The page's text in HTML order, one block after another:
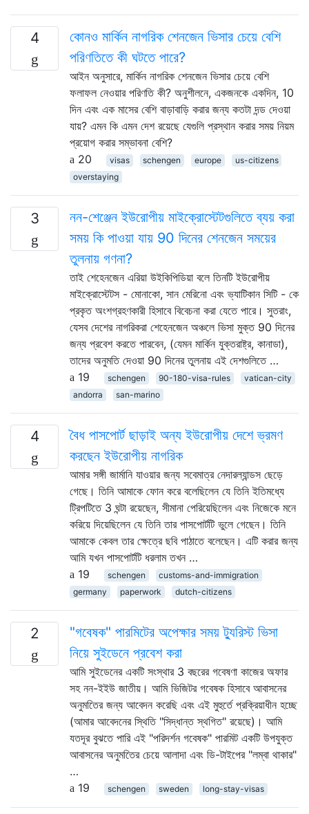
4
কোনও মার্কিন নাগরিক শেনজেন ভিসার চেয়ে বেশি
পরিণতিতে কী ঘটতে পারে?
আইন অনুসারে, মার্কিন নাগরিক শেনজেন ভিসার চেয়ে বেশি
ফলাফল নেওয়ার পরিণতি কী? অনুশীলনে, একজনকে একদিন, 10
দিন এবং এক মাসের বেশি বাড়াবাড়ি করার জন্য কতটা দন্ড দেওয়া
যায়? এমন কি এমন দেশ রয়েছে যেগুলি প্রস্থান করার সময় নিয়ম
প্রয়োগ করার সম্ভাবনা বেশি?
20
visas schengen europe
us-citizens
overstaying
3
নন-শেঞ্জেন ইউরোপীয় মাইক্রোস্টেটগুলিতে ব্যয় করা
সময় কি পাওয়া যায় 90 দিনের শেনজেন সময়ের
তুলনায় গণনা?
তাই শেহেনজেন এরিয়া উইকিপিডিয়া বলে তিনটি ইউরোপীয়
মাইক্রোস্টেটস - মোনাকো, সান মেরিনো এবং ভ্যাটিকান সিটি - কে
প্রকৃত অংশগ্রহণকারী হিসাবে বিবেচনা করা যেতে পারে। সুতরাং,
যেসব দেশের নাগরিকরা শেহেনজেন অঞ্চলে ভিসা মুক্ত 90 দিনের
জন্য প্রবেশ করতে পারবেন, (যেমন মার্কিন যুক্তরাষ্ট্র, কানাডা),
তাদের অনুমতি দেওয়া 90 দিনের তুলনায় এই দেশগুলিতে …
19
schengen 90-180-visa-rules
vatican-city
andorra
san-marino
4
বৈধ পাসপোর্ট ছাড়াই অন্য ইউরোপীয় দেশে ভ্রমণ
করছেন ইউরোপীয় নাগরিক
আমার সঙ্গী জার্মানি যাওয়ার জন্য সবেমাত্র নেদারল্যান্ডস ছেড়ে
গেছে। তিনি আমাকে ফোন করে বলেছিলেন যে তিনি ইতিমধ্যে
ট্রিপটিতে 3 ঘন্টা রয়েছেন, সীমানা পেরিয়েছিলেন এবং নিজেকে মনে
করিয়ে দিয়েছিলেন যে তিনি তার পাসপোর্টটি ভুলে গেছেন। তিনি
আমাকে কেবল তার ক্ষেত্রে ছবি পাঠাতে বলেছেন। এটি করার জন্য
আমি যখন পাসপোর্টটি ধরলাম তখন …
19
schengen
customs-and-immigration
germany
paperwork dutch-citizens
2
"গবেষক" পারমিটের অপেক্ষার সময় ট্যুরিস্ট ভিসা
নিয়ে সুইডেনে প্রবেশ করা
আমি সুইডেনের একটি সংস্থার 3 বছরের গবেষণা কাজের অফার
সহ নন-ইইউ জাতীয়। আমি ভিজিটর গবেষক হিসাবে আবাসনের
অনুমতিের জন্য আবেদন করেছি এবং এই মুহুর্তে প্রক্রিয়াধীন হচ্ছে
(আমার আবেদনের স্থিতি "সিদ্ধান্ত স্থগিত" রয়েছে)। আমি
যতদূর বুঝতে পারি এই "পরিদর্শন গবেষক" পারমিট একটি উপযুক্ত
আবাসনের অনুমতিের চেয়ে আলাদা এবং ডি-টাইপের "লম্বা থাকার"
…
19
schengen sweden long-stay-visas